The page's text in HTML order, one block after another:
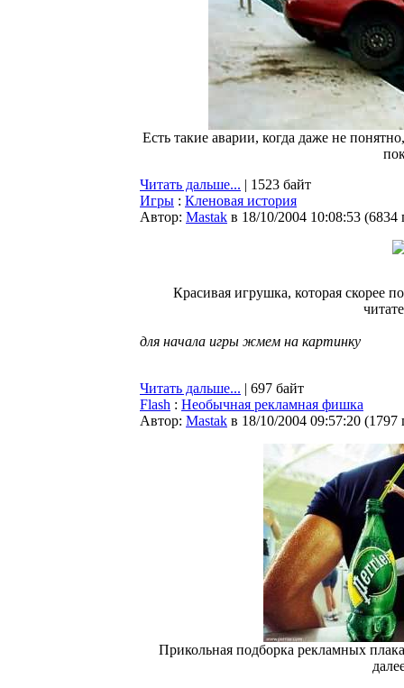
Есть такие аварии, когда даже не
Читать дальше... | 1523 байт
Игры : Кленовая история
Автор: Мastak в 18/10/2004 10:08:53 (6834
Красивая игрушка, которая скорее
для начала игры жмем на картинку
Читать дальше... | 697 байт
Flash : Необычная рекламная фишка
Автор: Мastak в 18/10/2004 09:57:20 (1797
Прикольная подборка рекламных